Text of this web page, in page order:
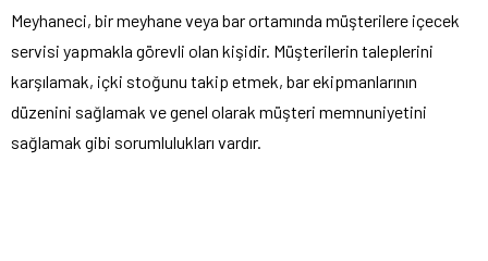
Meyhaneci, bir meyhane veya bar ortamında müşterilere içecek
servisi yapmakla görevli olan kişidir. Müşterilerin taleplerini
karşılamak, içki stoğunu takip etmek, bar ekipmanlarının
düzenini sağlamak ve genel olarak müşteri memnuniyetini
sağlamak gibi sorumlulukları vardır.